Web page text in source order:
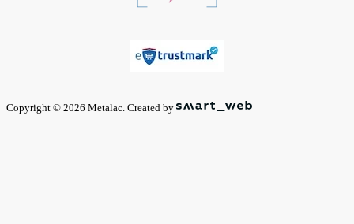
Copyright © 2026 Metalac. Created by